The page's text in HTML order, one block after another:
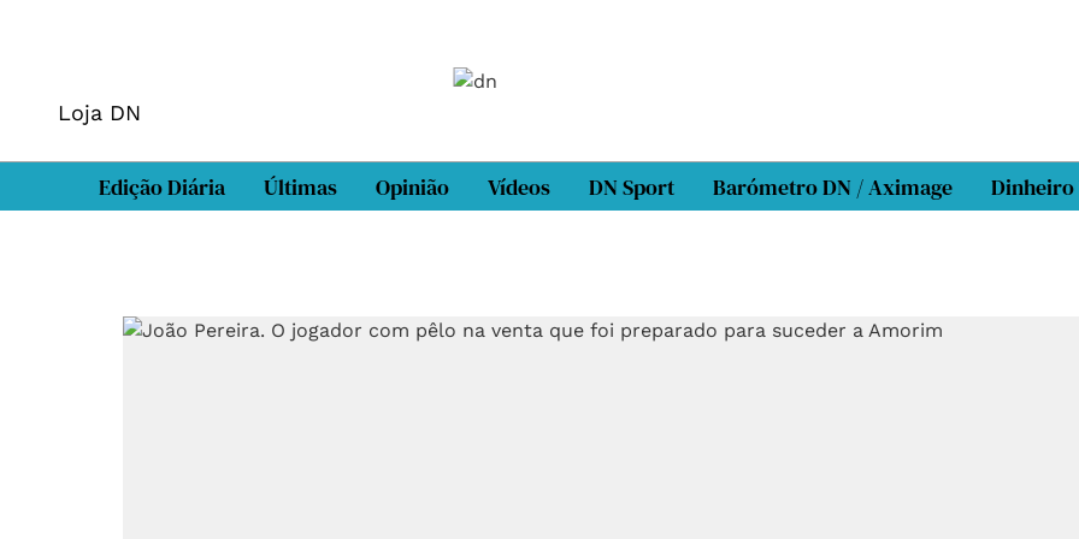
Loja DN
Edição Diária Últimas Opinião Vídeos DN Sport Barómetro DN / Aximage Dinheiro